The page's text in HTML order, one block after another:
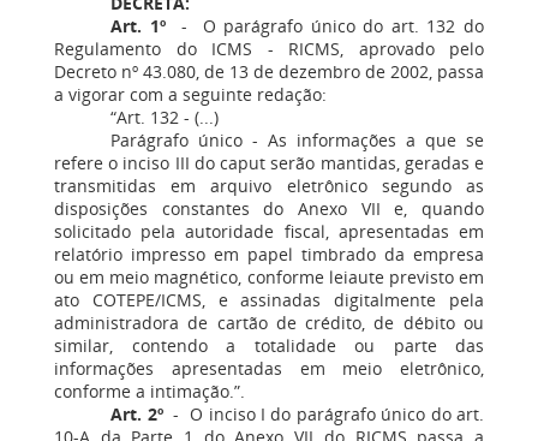
Art. 1º- O parágrafo único do art. 132 do
Regulamento do ICMS - RICMS, aprovado pelo
Decreto nº 43.080, de 13 de dezembro de 2002, passa
a vigorar com a seguinte redação:
“Art. 132 - (...)
Parágrafo único - As informações a que se
refere o inciso III do caput serão mantidas, geradas e
transmitidas em arquivo eletrônico segundo as
disposições constantes do Anexo VII e, quando
solicitado pela autoridade fiscal, apresentadas em
relatório impresso em papel timbrado da empresa
ou em meio magnético, conforme leiaute previsto em
ato COTEPE/ICMS, e assinadas digitalmente pela
administradora de cartão de crédito, de débito ou
similar, contendo a totalidade ou parte das
informações apresentadas em meio eletrônico,
conforme a intimação.”.
Art. 2º- O inciso I do parágrafo único do art.